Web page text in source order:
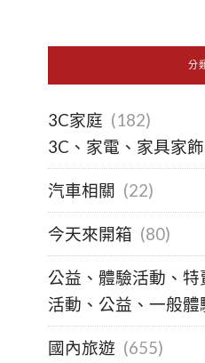
分
3C家庭 (182)
3C、家電、家具家飾
汽車相關 (22)
今天來開箱 (80)
公益、體驗活動、特
活動、公益、一般體
國內旅遊 (655)